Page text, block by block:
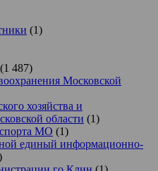
(1)
(1 487)
Московской
хозяйства и
области (1)
МО (1)
единый информационно-